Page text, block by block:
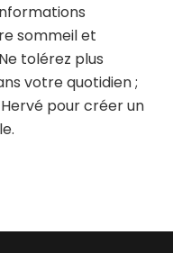
sommeil et
tolérez plus
votre quotidien ;
pour créer un